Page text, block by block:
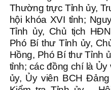
Thường trực Tỉnh ủy,
hội khóa XVI tỉnh;
Tỉnh ủy, Chủ tịch
Phó Bí thư Tỉnh ủy,
Hồng, Phó Bí thư Tỉnh
tỉnh; các đồng chí là
ủy, Ủy viên BCH